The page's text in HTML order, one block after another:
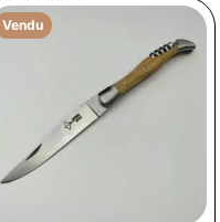
Vendu